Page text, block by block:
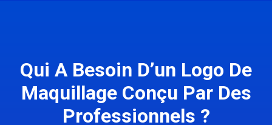
Qui A Besoin D’un Logo De
Maquillage Conçu Par Des
Professionnels ?